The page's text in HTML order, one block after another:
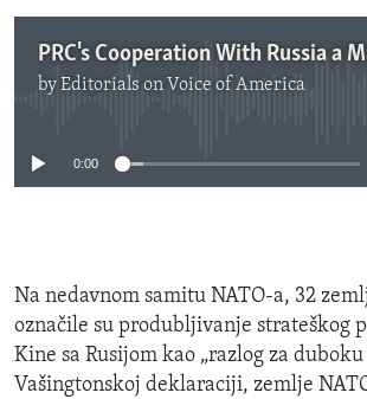
byEditorials on Voice of America
0:00
Na nedavnom samitu NATO-a, 32
označile su produbljivanje strateškog
Kine sa Rusijom kao „razlog za
Vašingtonskoj deklaraciji, zemlje